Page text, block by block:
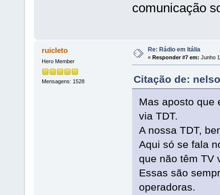
comunicação
ruicleto
Hero Member
Mensagens: 1528
Re: Rádio em Itália
« Responder #7 em: Junho
Citação de:
Mas aposto que
via TDT.
A nossa TDT,
Aqui só se fala
que não têm TV
Essas são
operadoras.